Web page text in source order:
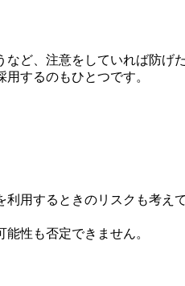
ど、注意をしていれば防げ
するのもひとつです。
用するときのリスクも考え
性も否定できません。